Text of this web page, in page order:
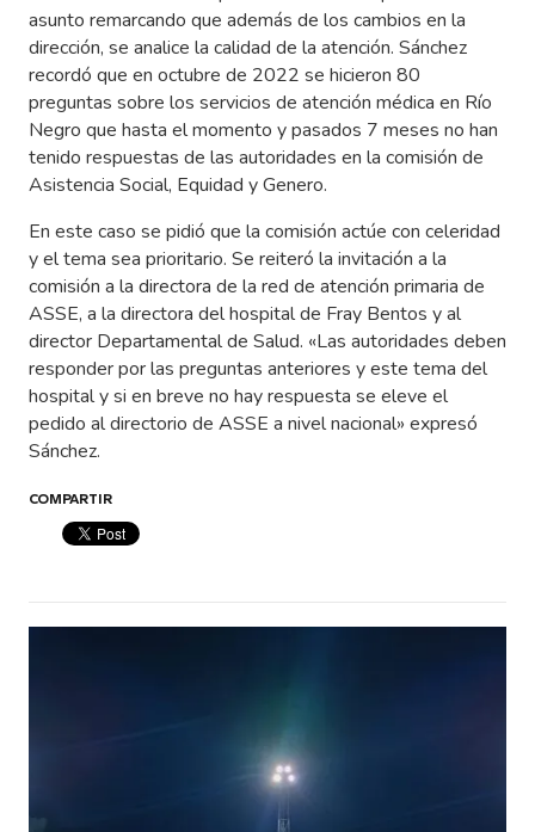
asunto remarcando que además de los cambios en la
dirección, se analice la calidad de la atención. Sánchez
recordó que en octubre de 2022 se hicieron 80
preguntas sobre los servicios de atención médica en Río
Negro que hasta el momento y pasados 7 meses no han
tenido respuestas de las autoridades en la comisión de
Asistencia Social, Equidad y Genero.
En este caso se pidió que la comisión actúe con celeridad
y el tema sea prioritario. Se reiteró la invitación a la
comisión a la directora de la red de atención primaria de
ASSE, a la directora del hospital de Fray Bentos y al
director Departamental de Salud. «Las autoridades deben
responder por las preguntas anteriores y este tema del
hospital y si en breve no hay respuesta se eleve el
pedido al directorio de ASSE a nivel nacional» expresó
Sánchez.
COMPARTIR